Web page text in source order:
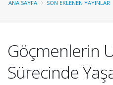
ANA SAYFA SON EKLENEN YAYINLAR
Göçmenlerin
Sürecinde